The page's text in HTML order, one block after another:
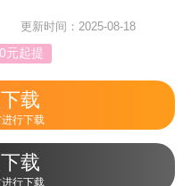
更新时间：2025-08-18
元起提
载
行下载
载
行下载